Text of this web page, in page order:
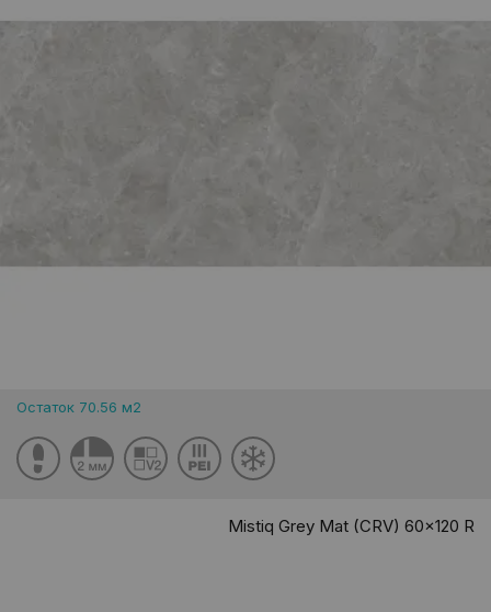
Остаток 70.56 м2
Mistiq Grey Mat (CRV) 60x120 R